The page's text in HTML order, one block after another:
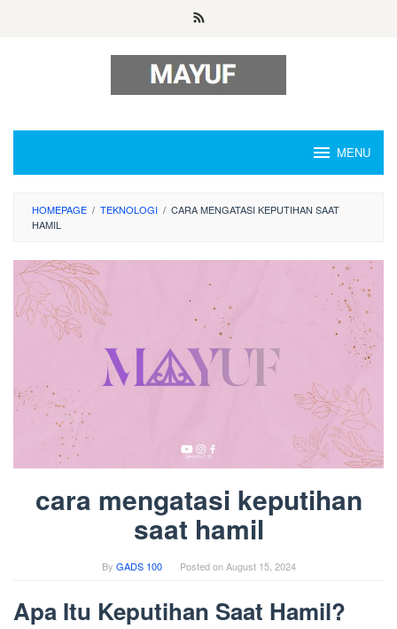
MENU
HOMEPAGE / TEKNOLOGI / CARA MENGATASI KEPUTIHAN SAAT
HAMIL
cara mengatasi keputihan
saat hamil
By GADS 100 Posted onAugust 15, 2024
Apa Itu Keputihan Saat Hamil?